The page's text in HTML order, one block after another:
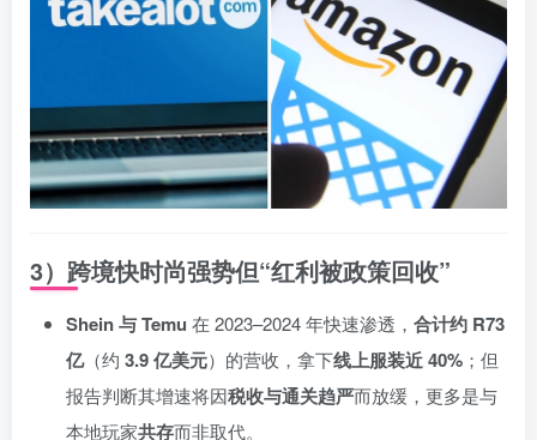
3）跨境快时尚强势但“红利被政策回收”
Shein 与 Temu 在 2023–2024 年快速渗透， 合计约 R73
亿（约 3.9 亿美元）的营收，拿下线上服装近 40% ；但
报告判断其增速将因税收与通关趋严而放缓，更多是与
本地玩家共存而非取代。